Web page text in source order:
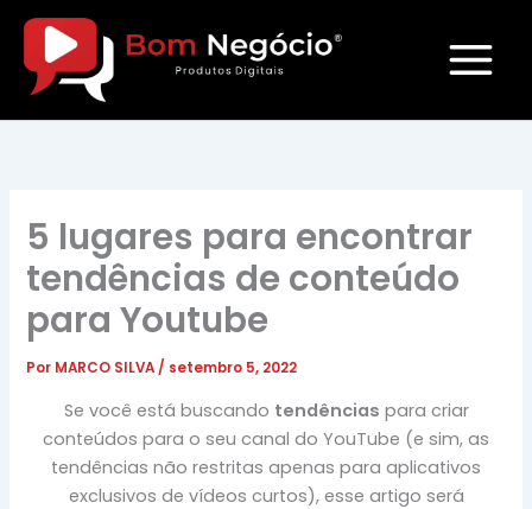
conteúdo
5 lugares para encontrar
tendências de conteúdo
para Youtube
Por MARCO SILVA / setembro 5, 2022
Se você está buscando tendências para criar
conteúdos para o seu canal do YouTube (e sim, as
tendências não restritas apenas para aplicativos
exclusivos de vídeos curtos), esse artigo será